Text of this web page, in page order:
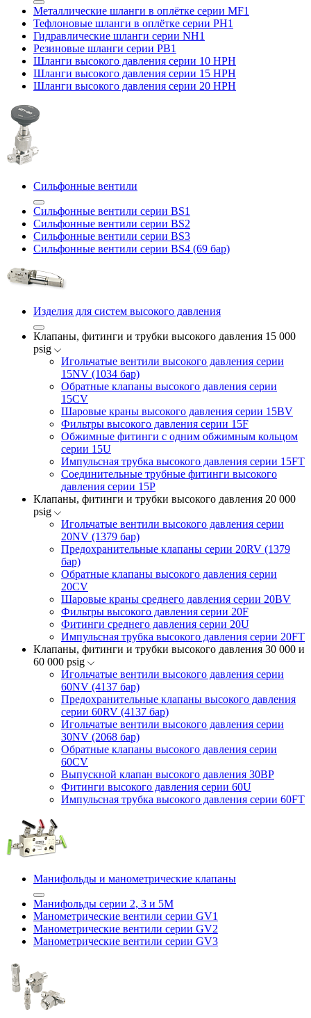
Металлические шланги в оплётке серии MF1
Тефлоновые шланги в оплётке серии PH1
Гидравлические шланги серии NH1
Резиновые шланги серии PB1
Шланги высокого давления серии 10 HPH
Шланги высокого давления серии 15 HPH
Шланги высокого давления серии 20 HPH
Сильфонные вентили
Сильфонные вентили серии BS1
Сильфонные вентили серии BS2
Сильфонные вентили серии BS3
Сильфонные вентили серии BS4 (69 бар)
Изделия для систем высокого давления
Клапаны, фитинги и трубки высокого давления 15 000
psig
Игольчатые вентили высокого давления серии
15NV (1034 бар)
Обратные клапаны высокого давления серии
15CV
Шаровые краны высокого давления серии 15BV
Фильтры высокого давления серии 15F
Обжимные фитинги с одним обжимным кольцом
серии 15U
Импульсная трубка высокого давления серии 15FT
Соединительные трубные фитинги высокого
давления серии 15P
Клапаны, фитинги и трубки высокого давления 20 000
psig
Игольчатые вентили высокого давления серии
20NV (1379 бар)
Предохранительные клапаны серии 20RV (1379
бар)
Обратные клапаны высокого давления серии
20CV
Шаровые краны среднего давления серии 20BV
Фильтры высокого давления серии 20F
Фитинги среднего давления серии 20U
Импульсная трубка высокого давления серии 20FT
Клапаны, фитинги и трубки высокого давления 30 000 и
60 000 psig
Игольчатые вентили высокого давления серии
60NV (4137 бар)
Предохранительные клапаны высокого давления
серии 60RV (4137 бар)
Игольчатые вентили высокого давления серии
30NV (2068 бар)
Обратные клапаны высокого давления серии
60CV
Выпускной клапан высокого давления 30BP
Фитинги высокого давления серии 60U
Импульсная трубка высокого давления серии 60FT
Манифольды и манометрические клапаны
Манифольды серии 2, 3 и 5М
Манометрические вентили серии GV1
Манометрические вентили серии GV2
Манометрические вентили серии GV3